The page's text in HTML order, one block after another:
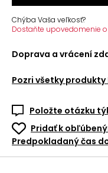
Chýba Vaša veľkosť?
Dostaňte upovedomenie
Doprava a vrácení
Pozri všetky produkty
Položte otázku
Pridať k
Predpokladaný čas